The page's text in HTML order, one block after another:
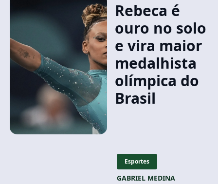
Rebeca é
ouro no solo
e vira maior
medalhista
olímpica do
Brasil
Esportes
GABRIEL MEDINA